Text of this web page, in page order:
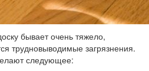
бывает очень тяжело,
трудновыводимые загрязнения.
следующее: